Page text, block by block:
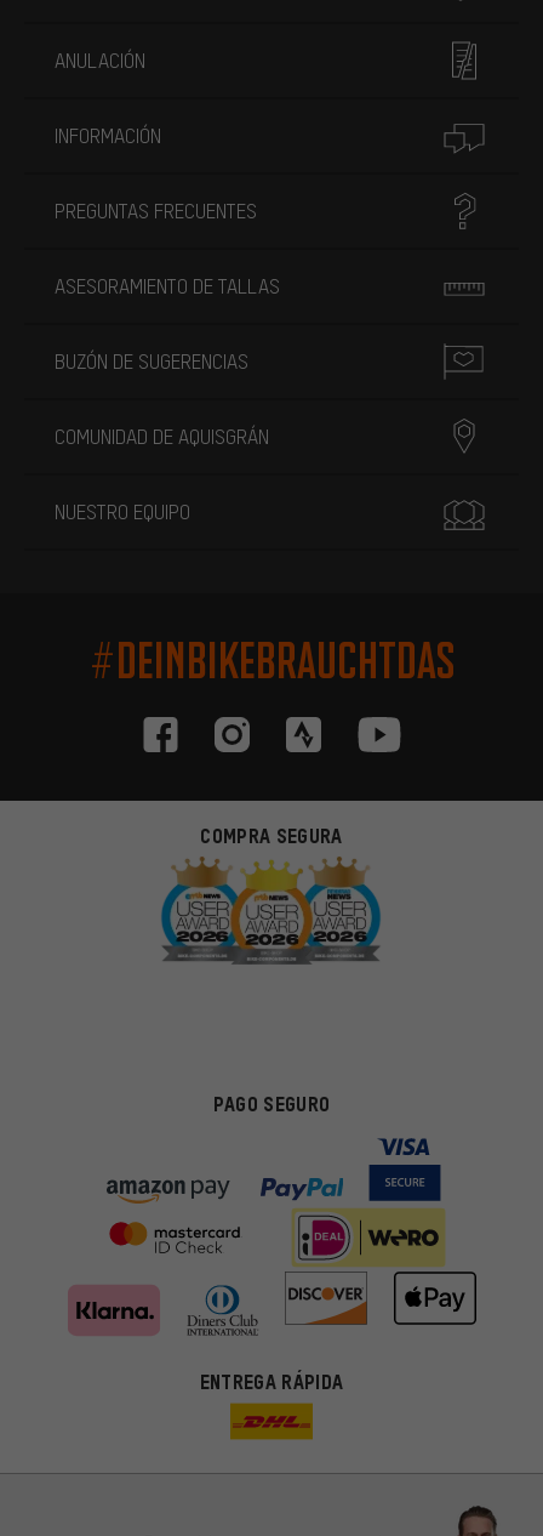
ANULACIÓN
INFORMACIÓN
PREGUNTAS FRECUENTES
ASESORAMIENTO DE TALLAS
BUZÓN DE SUGERENCIAS
COMUNIDAD DE AQUISGRÁN
NUESTRO EQUIPO
#DEINBIKEBRAUCHTDAS
COMPRA SEGURA
PAGO SEGURO
ENTREGA RÁPIDA